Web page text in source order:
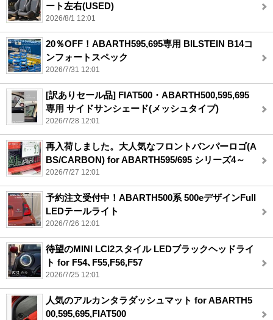
ート左右(USED)
2026/8/1 12:01
20％OFF！ABARTH595,695専用 BILSTEIN B14コ
ンフォートスペック
2026/7/31 12:01
[訳ありセール品] FIAT500・ABARTH500,595,695
専用 サイドサンシェード(メッシュタイプ)
2026/7/28 12:01
再入荷しました。大人気なフロントバンパーロゴ(A
BS/CARBON) for ABARTH595/695 シリーズ4～
2026/7/27 12:01
予約注文受付中！ABARTH500系 500eデザインFull
LEDテールライト
2026/7/26 12:01
待望のMINI LCI2スタイル LEDブラックヘッドライ
ト for F54､F55,F56,F57
2026/7/25 12:01
人気のアルカンタラダッシュマット for ABARTH5
00,595,695,FIAT500